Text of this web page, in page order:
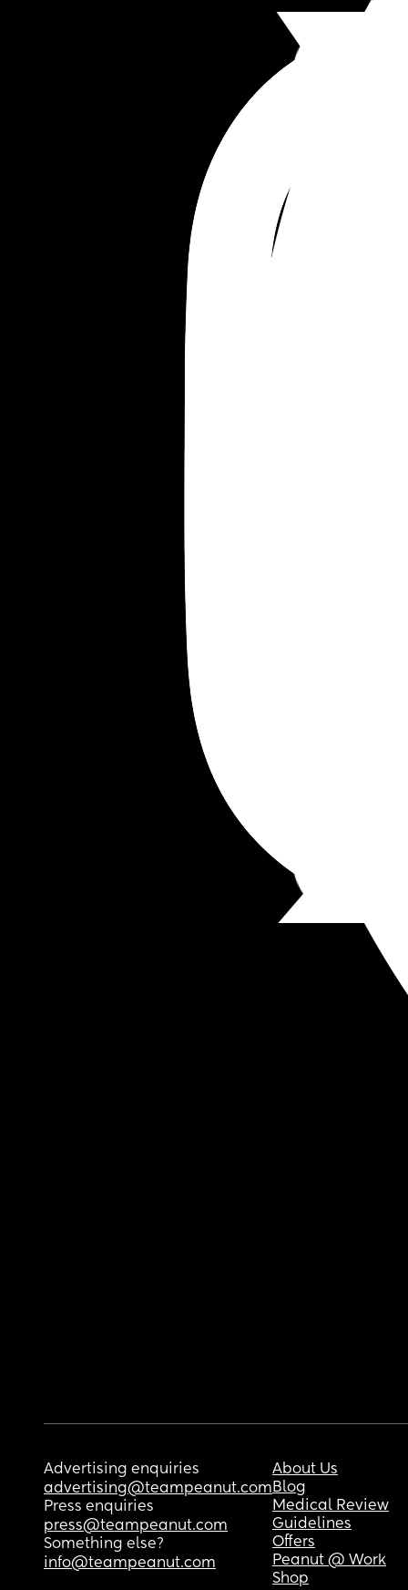
Advertising enquiries
advertising@teampeanut.com
Press enquiries
press@teampeanut.com
Something else?
info@teampeanut.com
About Us
Blog
Medical Review
Guidelines
Offers
Peanut @ Work
Shop